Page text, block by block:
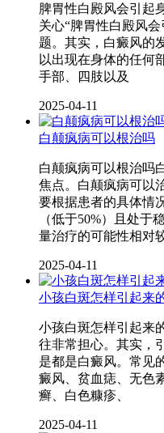
脾胃性白殿风会引起
关心“脾胃性白殿风
题。其实，白癜风的
以出现在身体的任何
手部、四肢以及
2025-04-11
白颠疯病可以根治吗
白颠疯病可以根治吗
焦点。白颠疯病可以
要根据患者的具体情
（低于50%）且处于
量治疗的可能性相对
2025-04-11
小孩白斑怎样引起来
小孩白斑怎样引起来
往非常担心。其实，
是都是白癜风。常见
癜风、贫血痣、无色
癣、白色糠疹、
2025-04-11